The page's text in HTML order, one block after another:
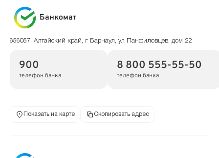
Банкомат
656057, Алтайский край, г Барнаул, ул Панфиловцев, дом 22
900
телефон банка
8 800 555-55-50
телефон банка
Показать на карте Скопировать адрес